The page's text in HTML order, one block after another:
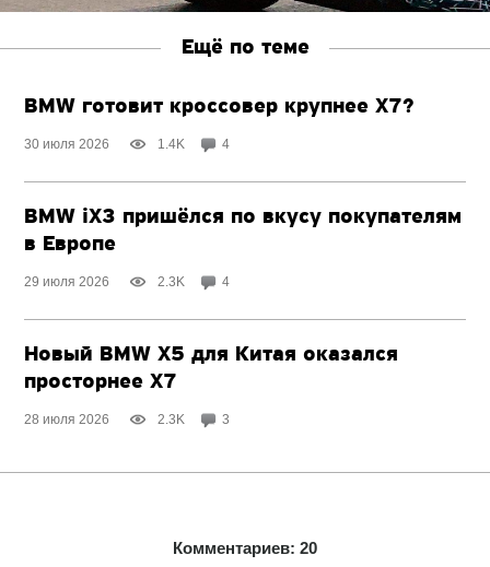
Ещё по теме
BMW готовит кроссовер крупнее X7?
30 июля 2026 1.4K 4
BMW iX3 пришёлся по вкусу покупателям
в Европе
29 июля 2026 2.3K 4
Новый BMW X5 для Китая оказался
просторнее X7
28 июля 2026 2.3K 3
Комментариев: 20